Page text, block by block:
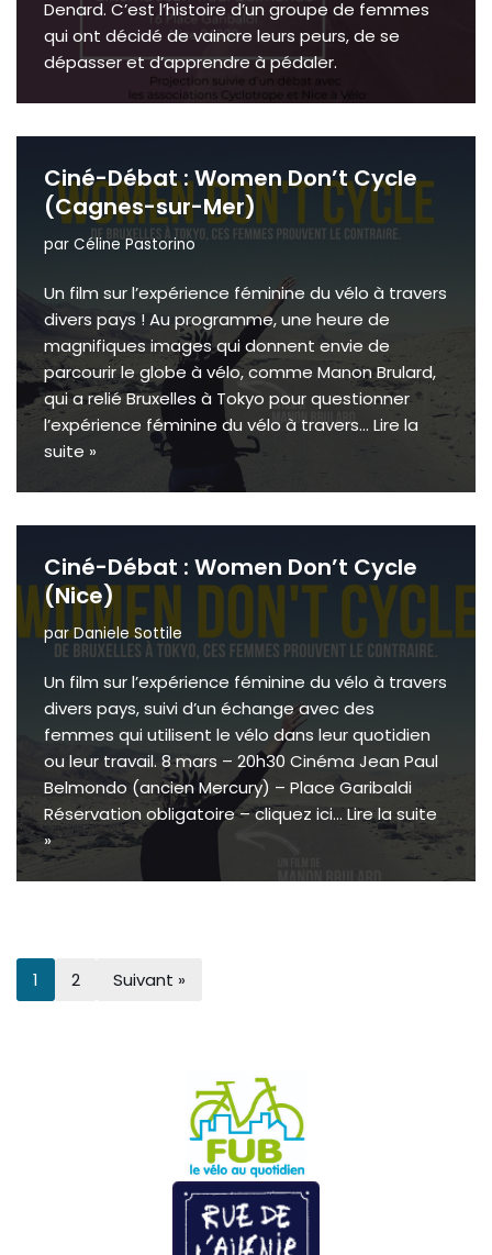
Denard. C’est l’histoire d’un groupe de femmes
qui ont décidé de vaincre leurs peurs, de se
dépasser et d’apprendre à pédaler.
Ciné-Débat : Women Don’t Cycle
(Cagnes-sur-Mer)
par Céline Pastorino
Un film sur l’expérience féminine du vélo à travers
divers pays ! Au programme, une heure de
magnifiques images qui donnent envie de
parcourir le globe à vélo, comme Manon Brulard,
qui a relié Bruxelles à Tokyo pour questionner
l’expérience féminine du vélo à travers… Lire la
suite »
Ciné-Débat : Women Don’t Cycle
(Nice)
parDaniele Sottile
Un film sur l’expérience féminine du vélo à travers
divers pays, suivi d’un échange avec des
femmes qui utilisent le vélo dans leur quotidien
ou leur travail. 8 mars – 20h30 Cinéma Jean Paul
Belmondo (ancien Mercury) – Place Garibaldi
Réservation obligatoire – cliquez ici…Lire la suite
»
1 2 Suivant »